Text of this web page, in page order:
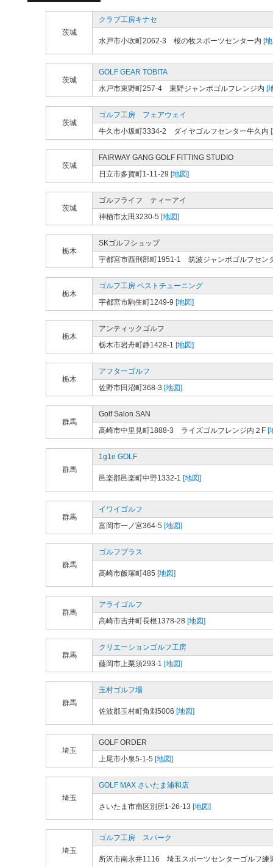
茨城
クラブ工房キナセ
水戸市小吹町2062-3 桜の牧スポーツセンター内 [
茨城
GOLF GEAR TOBITA
水戸市東野町257-4 東野ジャンボゴルフレンジ内 [
茨城
ゴルフ工房 フェアウェイ
牛久市小坂町3334-2 ダイヤゴルフセンター牛久内
茨城
FAIRWAY GANG GOLF FITTING STUDIO
日立市多賀町1-11-29 [地図]
茨城
ゴルフライフ ティーアイ
神栖市太田3230-5 [地図]
栃木
SKゴルフショップ
宇都宮市西刑部町1951-1 筑波ジャンボゴルフセン
栃木
ゴルフ工房 ベストチューニング
宇都宮市駒生町1249-9 [地図]
栃木
アンティックゴルフ
栃木市岩舟町静1428-1 [地図]
栃木
アフターゴルフ
佐野市田沼町368-3 [地図]
群馬
Golf Salon SAN
高崎市中里見町1888-3 ライズゴルフレンジ内２F [
群馬
1g1e GOLF
邑楽郡邑楽町中野1332-1 [地図]
群馬
イワイゴルフ
富岡市一ノ宮364-5 [地図]
群馬
ゴルフプラス
高崎市飯塚町485 [地図]
群馬
アライゴルフ
高崎市吉井町長根1378-28 [地図]
群馬
クリエーションゴルフ工房
藤岡市上栗須293-1 [地図]
群馬
玉村ゴルフ場
佐波郡玉村町角淵5006 [地図]
埼玉
GOLF ORDER
上尾市小泉5-1-5 [地図]
埼玉
GOLF MAX さいたま浦和店
さいたま市南区別所1-26-13 [地図]
埼玉
ゴルフ工房 スパーク
所沢市南永井1116 埼玉スポーツセンターゴルフ練